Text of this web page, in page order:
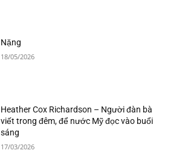
Nặng
18/05/2026
Heather Cox Richardson – Người đàn bà
viết trong đêm, để nước Mỹ đọc vào buổi
sáng
17/03/2026